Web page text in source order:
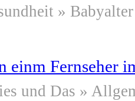
» Babyalter
einm Fernseher
und Das »